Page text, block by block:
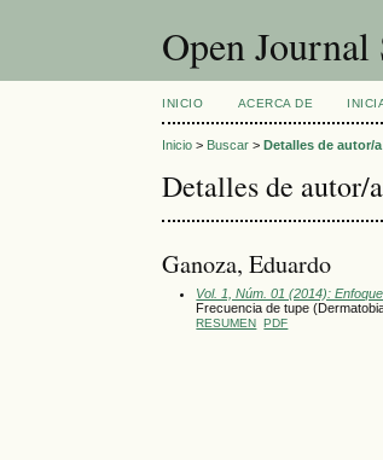
Open Journal
INICIO ACERCA DE
Inicio > Buscar >Detalles de autor/a
Detalles de autor/a
Ganoza, Eduardo
Vol. 1, Núm. 01 (2014):
Frecuencia de tupe
RESUMEN PDF